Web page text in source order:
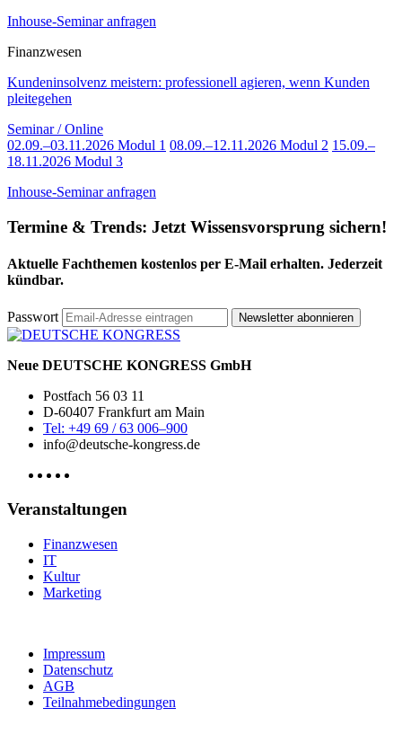
Inhouse-Seminar anfragen
Finanzwesen
Kundeninsolvenz meistern: professionell agieren, wenn Kunden
pleitegehen
Seminar / Online
02.09.–03.11.2026 Modul 1 08.09.–12.11.2026 Modul 2 15.09.–
18.11.2026 Modul 3
Inhouse-Seminar anfragen
Termine & Trends: Jetzt Wissensvorsprung sichern!
Aktuelle Fachthemen kostenlos per E-Mail erhalten. Jederzeit
kündbar.
Passwort Newsletter abonnieren
Neue DEUTSCHE KONGRESS GmbH
Postfach 56 03 11
D-60407 Frankfurt am Main
Tel: +49 69 / 63 006–900
info@deutsche-kongress.de
Veranstaltungen
Finanzwesen
IT
Kultur
Marketing
Impressum
Datenschutz
AGB
Teilnahmebedingungen